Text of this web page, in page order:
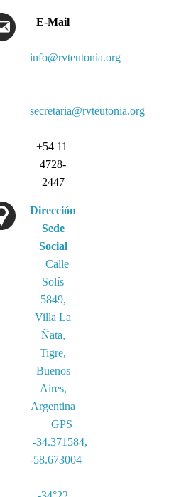
E-Mail
info@rvteutonia.org
secretaria@rvteutonia.org
+54 11
4728-
2447
Dirección
Sede
Social
Calle
Solís
5849,
Villa La
Ñata,
Tigre,
Buenos
Aires,
Argentina
GPS
-34.371584,
-58.673004